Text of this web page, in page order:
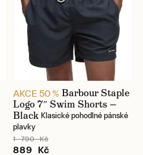
AKCE 50 % Barbour Staple
Logo 7″ Swim Shorts —
Black Klasické pohodlné pánské
plavky
1 790 Kč
889 Kč